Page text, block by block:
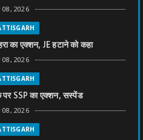
08, 2026
का एक्शन, JE हटाने को कहा
08, 2026
पर SSP का एक्शन, सस्पेंड
08, 2026